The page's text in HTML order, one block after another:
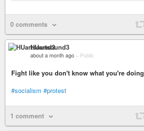
0 comments
HUartsound3
about a month ago – Public
Fight like you don't know what you're doing
#socialism #protest
1 comment